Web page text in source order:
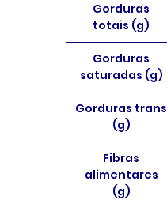
Gorduras
totais (g)
Gorduras
saturadas (g)
Gorduras trans
(g)
Fibras
alimentares
(g)